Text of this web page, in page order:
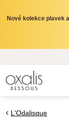
Nové kolekce plavek
L'Odalisque